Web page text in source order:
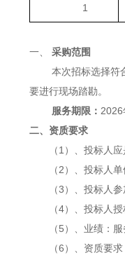
1
一、
采购范围
本次招标选择符
要进行现场踏勘。
服务期限 ： 2026
二、资质要求
（1）、投标人
（2）、投标人
（3）、投标人参
（4）、投标人
（5）、业绩：
（6）、资质要求